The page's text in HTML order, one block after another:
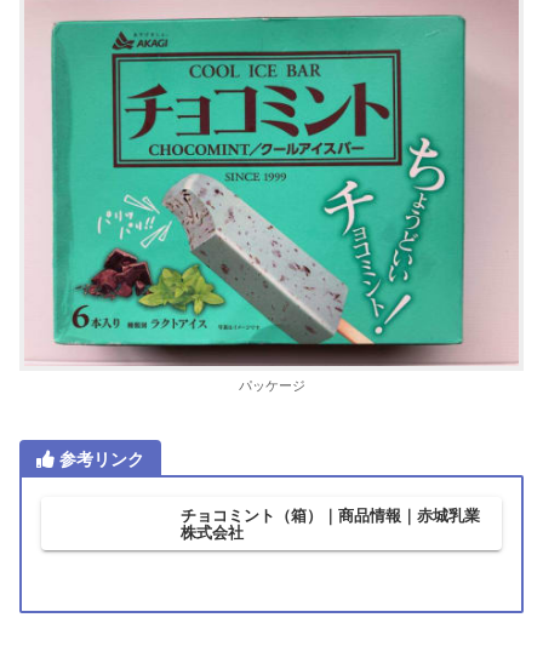
パッケージ
参考リンク
チョコミント（箱）｜商品情報｜赤城乳業
株式会社